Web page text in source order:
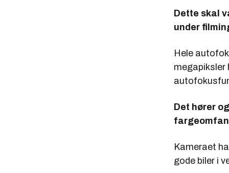
Dette skal
under
Hele
megapiksler
Det hører
Kameraet
gode biler i